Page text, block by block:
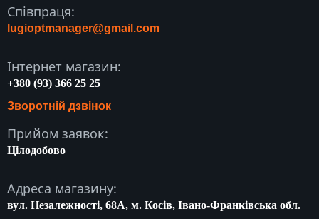
Співпраця:
lugioptmanager@gmail.com
Інтернет магазин:
+380 (93) 366 25 25
Зворотній дзвінок
Прийом заявок:
Цілодобово
Адреса магазину:
вул. Незалежності, 68A, м. Косів, Івано-Франківська обл.